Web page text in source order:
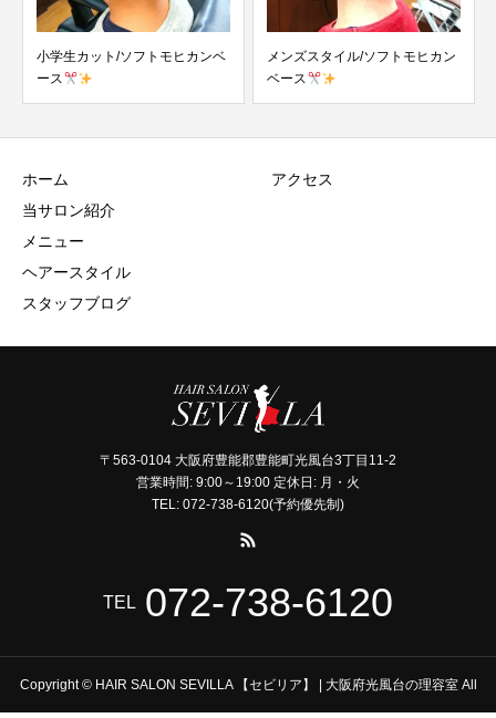
メンズスタイル/ソフトモヒカン
ベース
メンズスタイル/2ブロック
ホーム
当サロン紹介
メニュー
ヘアースタイル
スタッフブログ
アクセス
〒563-0104 大阪府豊能郡豊能町光風台3丁目11-2
営業時間: 9:00～19:00 定休日: 月・火
TEL: 072-738-6120(予約優先制)
TEL 072-738-6120
Copyright © HAIR SALON SEVILLA 【セビリア】 | 大阪府光風台の理容室 All